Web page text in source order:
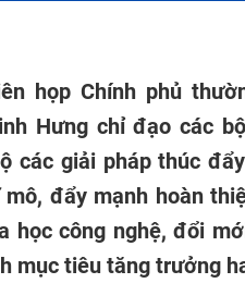
họp Chính phủ
Hưng chỉ đạo các
các giải pháp thúc
đẩy mạnh hoàn
học công nghệ, đổi
mục tiêu tăng trưởng